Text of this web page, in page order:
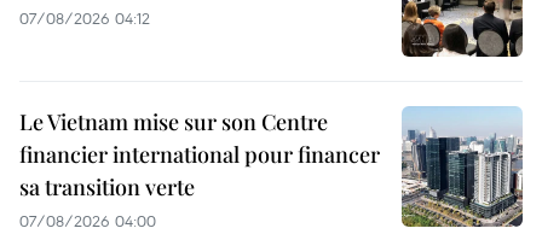
07/08/2026 04:12
Le Vietnam mise sur son Centre
financier international pour financer
sa transition verte
07/08/2026 04:00